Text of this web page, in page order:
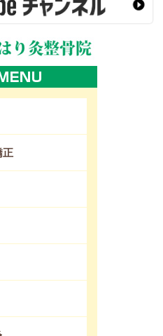
正